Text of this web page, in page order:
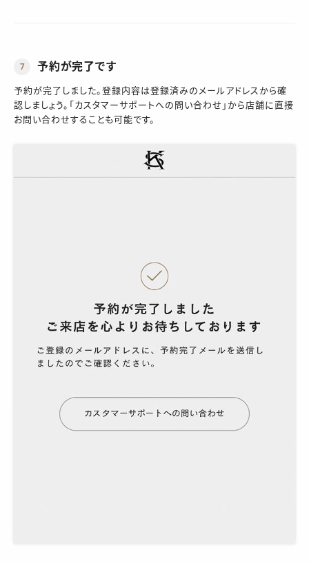
7 予約が完了です
予約が完了しました。登録内容は登録済みのメールアドレスから確
認しましょう。「カスタマーサポートへの問い合わせ」から店舗に直接
お問い合わせすることも可能です。